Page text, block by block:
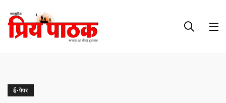
ई-पेपर